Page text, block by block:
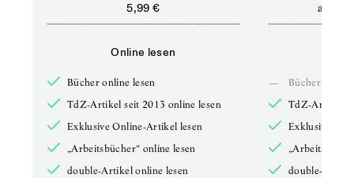
5,99 €
Online lesen
Bücher online lesen
TdZ-Artikel seit 2013 online lesen
Exklusive Online-Artikel lesen
„Arbeitsbücher“ online lesen
double-Artikel online lesen
ab
—
Bücher online
TdZ-Artikel
Exklusive
double-